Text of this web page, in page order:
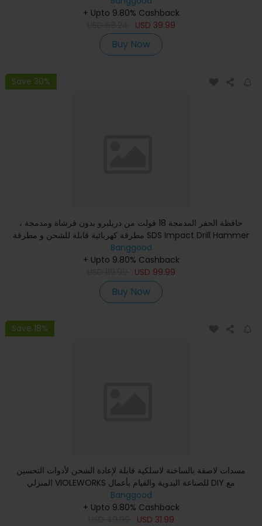
+ Upto 9.80% Cashback
USD 39.99
Buy Now
Save 30%
حافظة الحفر المدمجة 18 فولت من دريلبرو بدون فرشاة ومدمجة ،
مطرقة كهربائية قابلة للشحن و مطرقة SDS Impact Drill Hammer
Fi
Banggood
+ Upto 9.80% Cashback
USD 99.99
Buy Now
Save 18%
مسدات لاصقة بالساخنة لاسلكية قابلة لإعادة الشحن لأدوات التحسين
المنزلي VIOLEWORKS للصناعة اليدوية والقيام بأعمال DIY مع
Banggood
+ Upto 9.80% Cashback
USD 31.99